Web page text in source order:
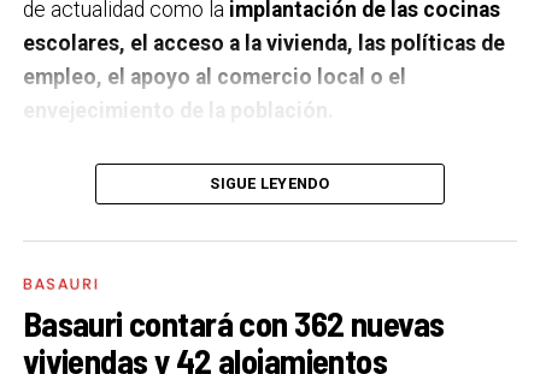
de actualidad como la implantación de las cocinas
escolares, el acceso a la vivienda, las políticas de
empleo, el apoyo al comercio local o el
envejecimiento de la población.
A un año de acabar la legislatura, ¿qué balance
haces de la gestión del PSE en tus áreas dentro
del equipo de gobierno y qué proyectos
los gobiernos sirve para transformar y mejorar la vida
SIGUE LEYENDO
BASAURI
Basauri contará con 362 nuevas
viviendas y 42 alojamientos